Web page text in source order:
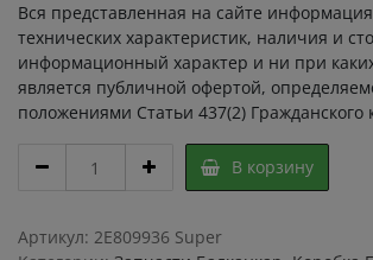
Вся представленная на сайте
технических характеристик, наличия и
информационный характер и ни при
является публичной офертой,
положениями Статьи 437(2) Гражданского
Ремкомплект
ГДП
Прокладки
GASKETS
В корзину
Артикул: 2E809936 Super